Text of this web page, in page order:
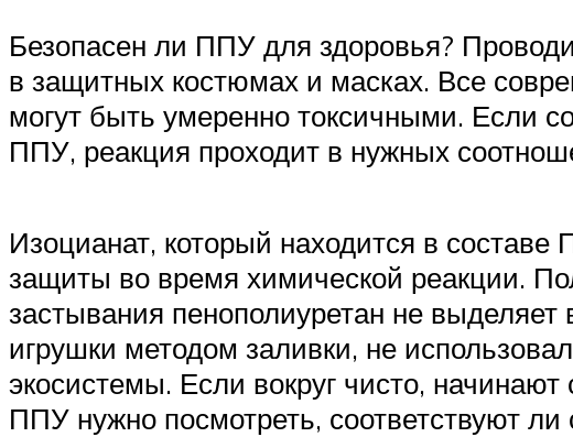
Безопасен ли ППУ для здоровья?
в защитных костюмах и масках. Все
могут быть умеренно токсичными. Если
ППУ, реакция проходит в нужных
Изоцианат, который находится в составе
защиты во время химической реакции.
застывания пенополиуретан не
игрушки методом заливки, не
экосистемы. Если вокруг чисто,
ППУ нужно посмотреть, соответствуют